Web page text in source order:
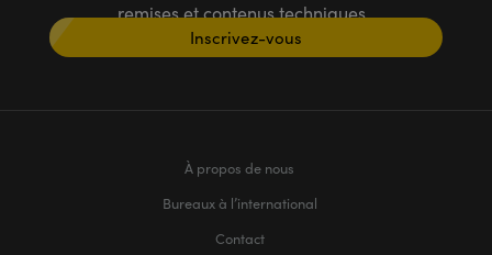
remises et contenus techniques
Inscrivez-vous
À propos de nous
Bureaux à l’international
Contact